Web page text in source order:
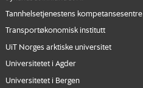
Tannhelsetjenestens kompetansesentre
Transportøkonomisk institutt
UiT Norges arktiske universitet
Universitetet i Agder
Universitetet i Bergen